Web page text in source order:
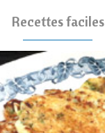
Recettes faciles